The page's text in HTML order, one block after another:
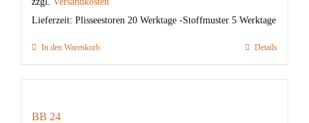
Lieferzeit: Plisseestoren 20 Werktage -Stoffmuster 5 Werktage
In den Warenkorb Details
BB 24